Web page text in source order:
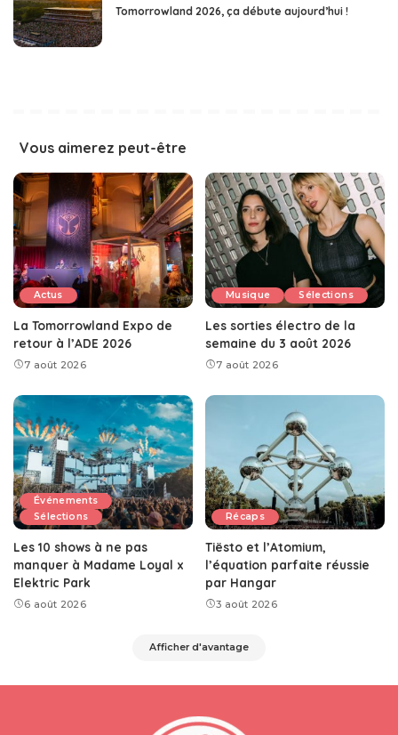
Tomorrowland 2026, ça débute aujourd’hui !
Vous aimerez peut-être
Actus
La Tomorrowland Expo de
retour à l’ADE 2026
7 août 2026
Musique Sélections
Les sorties électro de la
semaine du 3 août 2026
7 août 2026
Événements
Sélections
Les 10 shows à ne pas
manquer à Madame Loyal x
Elektric Park
6 août 2026
Récaps
Tiësto et l’Atomium,
l’équation parfaite réussie
par Hangar
3 août 2026
Afficher d'avantage